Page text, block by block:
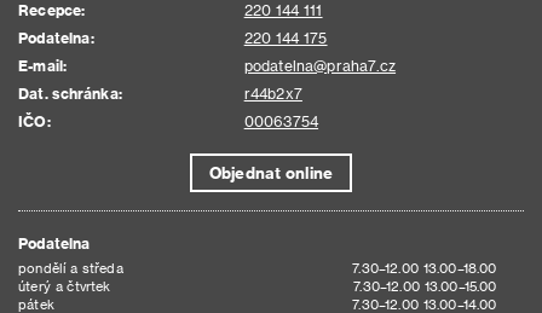
Recepce:
220 144 111
Podatelna:
220 144 175
E-mail:
podatelna@praha7.cz
Dat. schránka:
r44b2x7
IČO:
00063754
Objednat online
Podatelna
pondělí a středa
7.30–12.00 13.00–18.00
úterý a čtvrtek
7.30–12.00 13.00–15.00
pátek
7.30–12.00 13.00–14.00